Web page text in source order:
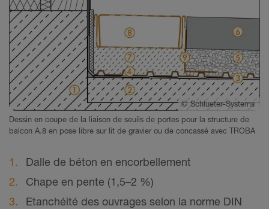
© Schlueter-Systems
Dessin en coupe de la liaison de seuils de portes pour la structure de
balcon A.8 en pose libre sur lit de gravier ou de concassé avec TROBA
Dalle de béton en encorbellement
Chape en pente (1,5–2 %)
Etanchéité des ouvrages selon la norme DIN